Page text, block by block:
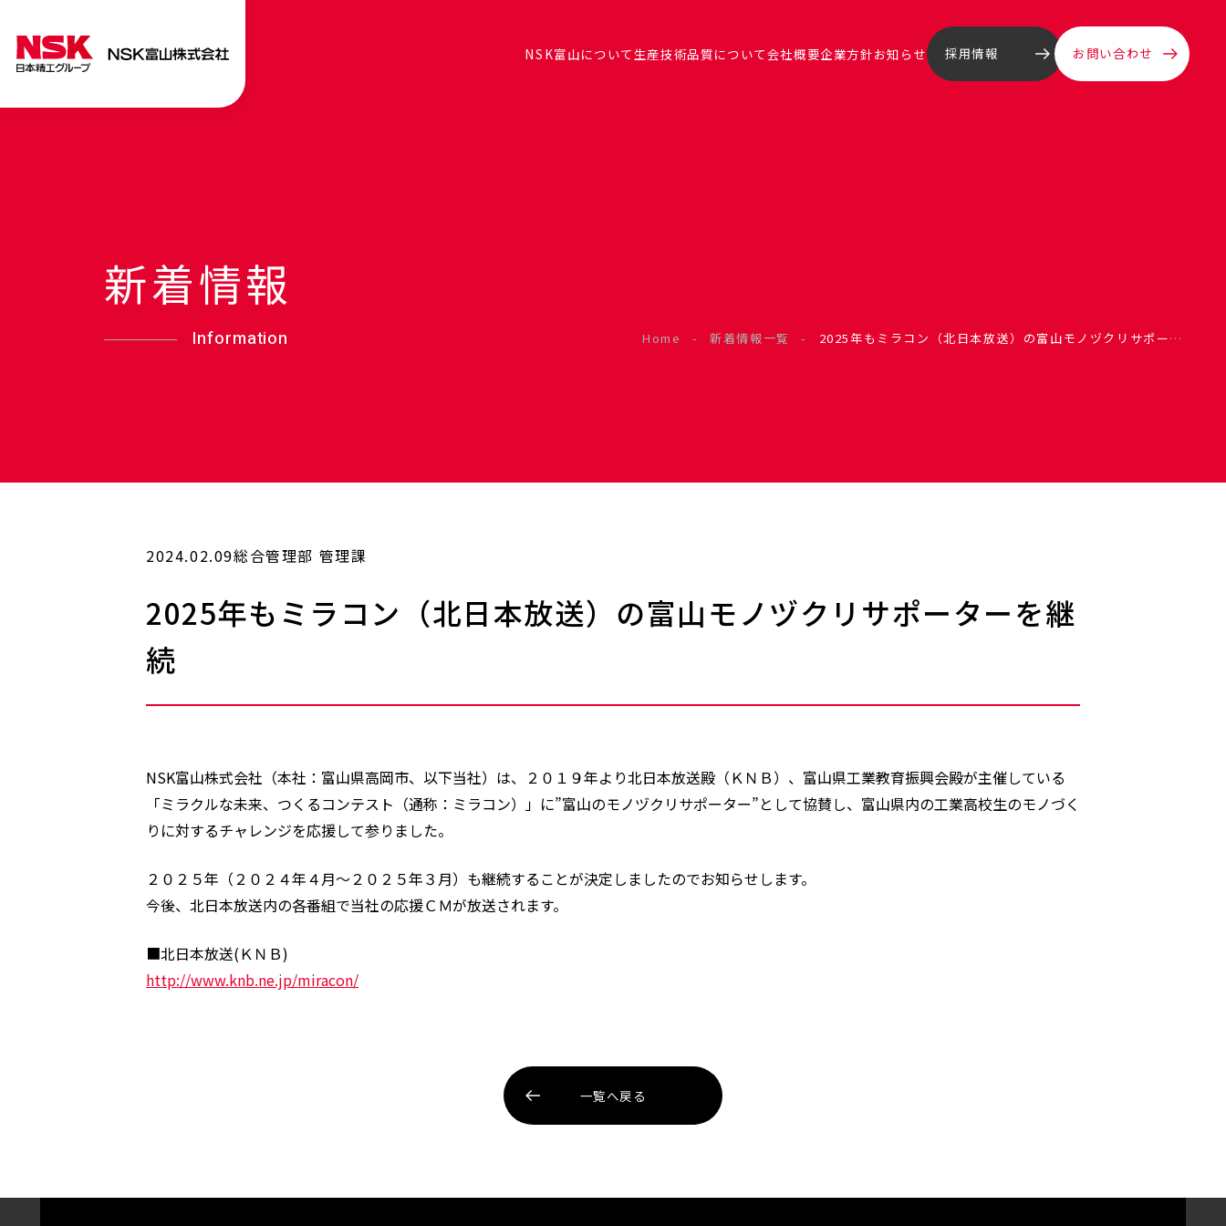
NSK富山について生産技術品質について会社概要企業方針お知らせ 採用情報 お問い合わせ
新着情報
Information Home - 新着情報一覧 - 2025年もミラコン（北日本放送）の富山モノヅクリサポーターを継続
2024.02.09総合管理部 管理課
2025年もミラコン（北日本放送）の富山モノヅクリサポーターを継
続
NSK富山株式会社（本社：富山県高岡市、以下当社）は、２０１９年より北日本放送殿（ＫＮＢ）、富山県工業教育振興会殿が主催している
「ミラクルな未来、つくるコンテスト（通称：ミラコン）」に”富山のモノヅクリサポーター”として協賛し、富山県内の工業高校生のモノづく
りに対するチャレンジを応援して参りました。
２０２５年（２０２４年４月～２０２５年３月）も継続することが決定しましたのでお知らせします。
今後、北日本放送内の各番組で当社の応援ＣＭが放送されます。
■北日本放送(ＫＮＢ)
http://www.knb.ne.jp/miracon/
一覧へ戻る